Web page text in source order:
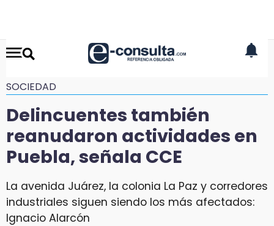
SOCIEDAD
Delincuentes también
reanudaron actividades en
Puebla, señala CCE
La avenida Juárez, la colonia La Paz y corredores
industriales siguen siendo los más afectados:
Ignacio Alarcón